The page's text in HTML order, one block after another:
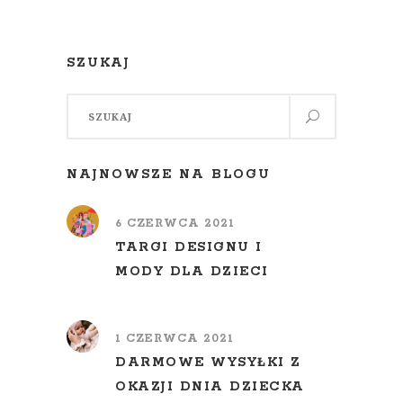
SZUKAJ
NAJNOWSZE NA BLOGU
6 CZERWCA 2021
TARGI DESIGNU I
MODY DLA DZIECI
1 CZERWCA 2021
DARMOWE WYSYŁKI Z
OKAZJI DNIA DZIECKA